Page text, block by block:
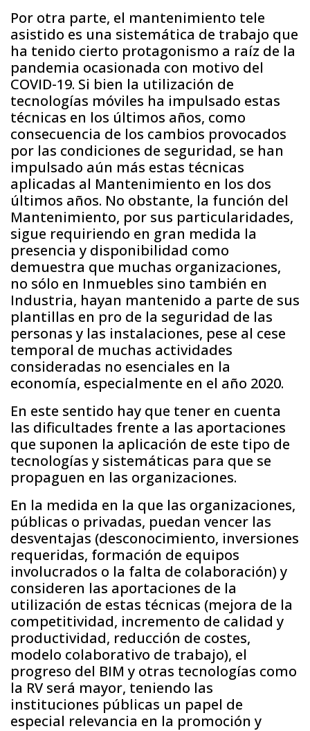
Por otra parte, el mantenimiento tele
asistido es una sistemática de trabajo que
ha tenido cierto protagonismo a raíz de la
pandemia ocasionada con motivo del
COVID-19. Si bien la utilización de
tecnologías móviles ha impulsado estas
técnicas en los últimos años, como
consecuencia de los cambios provocados
por las condiciones de seguridad, se han
impulsado aún más estas técnicas
aplicadas al Mantenimiento en los dos
últimos años. No obstante, la función del
Mantenimiento, por sus particularidades,
sigue requiriendo en gran medida la
presencia y disponibilidad como
demuestra que muchas organizaciones,
no sólo en Inmuebles sino también en
Industria, hayan mantenido a parte de sus
plantillas en pro de la seguridad de las
personas y las instalaciones, pese al cese
temporal de muchas actividades
consideradas no esenciales en la
economía, especialmente en el año 2020.
En este sentido hay que tener en cuenta
las dificultades frente a las aportaciones
que suponen la aplicación de este tipo de
tecnologías y sistemáticas para que se
propaguen en las organizaciones.
En la medida en la que las organizaciones,
públicas o privadas, puedan vencer las
desventajas (desconocimiento, inversiones
requeridas, formación de equipos
involucrados o la falta de colaboración) y
consideren las aportaciones de la
utilización de estas técnicas (mejora de la
competitividad, incremento de calidad y
productividad, reducción de costes,
modelo colaborativo de trabajo), el
progreso del BIM y otras tecnologías como
la RV será mayor, teniendo las
instituciones públicas un papel de
especial relevancia en la promoción y